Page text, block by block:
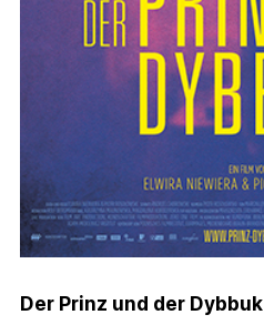
Der Prinz und der Dybbuk